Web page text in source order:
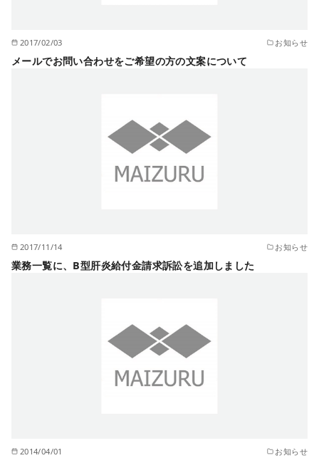
2017/02/03 お知らせ
メールでお問い合わせをご希望の方の文案について
2017/11/14 お知らせ
業務一覧に、B型肝炎給付金請求訴訟を追加しました
2014/04/01 お知らせ